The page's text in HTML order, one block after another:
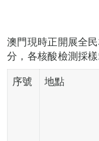
澳門現時正開展全
分，各核酸檢測採
序號
地點